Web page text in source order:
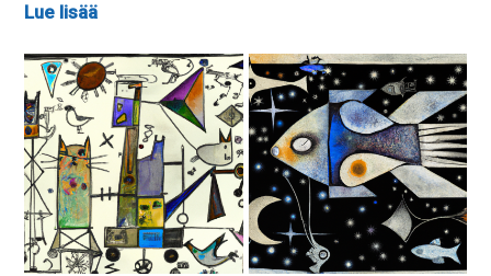
Lue lisää